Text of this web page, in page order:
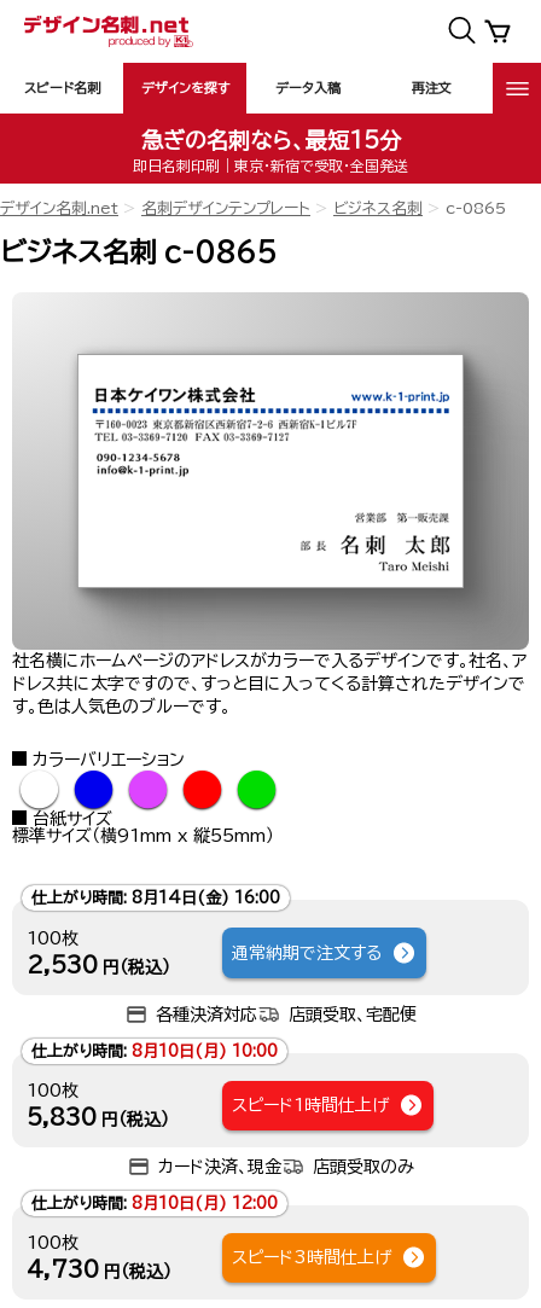
スピード名刺 デザインを探す データ入稿 再注文
急ぎの名刺なら、最短15分
即日名刺印刷｜東京・新宿で受取・全国発送
デザイン名刺.net 名刺デザインテンプレート ビジネス名刺 c-0865
ビジネス名刺 c-0865
社名横にホームページのアドレスがカラーで入るデザインです。社名、ア
ドレス共に太字ですので、すっと目に入ってくる計算されたデザインで
す。色は人気色のブルーです。
カラーバリエーション
● ● ● ● ●
台紙サイズ
標準サイズ（横91mm x 縦55mm）
仕上がり時間: 8月14日(金) 16:00
100枚
2,530 円（税込）
通常納期で注文する
各種決済対応 店頭受取、宅配便
仕上がり時間: 8月10日(月) 10:00
100枚
5,830 円（税込）
スピード1時間仕上げ
カード決済、現金 店頭受取のみ
仕上がり時間: 8月10日(月) 12:00
100枚
4,730 円（税込）
スピード3時間仕上げ